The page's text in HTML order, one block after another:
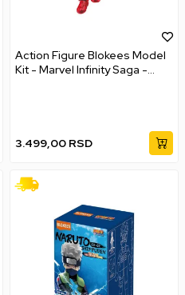
Action Figure Blokees Model
Kit - Marvel Infinity Saga -
3.499,00 RSD